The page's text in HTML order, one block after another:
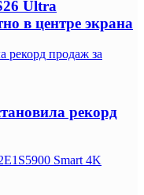
Ultra
в центре экрана
рекорд продаж за
рекорд
Smart 4K